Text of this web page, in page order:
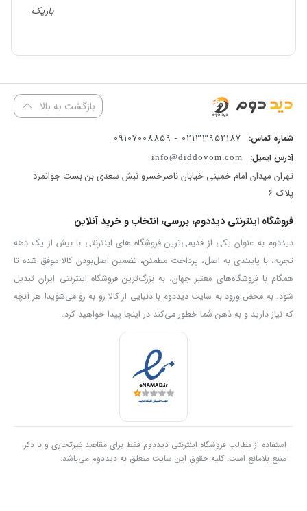
باریک
بازگشت به بالا
شماره تماس: 02133952187 - 09107008859
آدرس ایمیل: info@diddovom.com
تهران میدان امام خمینی خیابان ناصرخسرو نبش سعدی بن بست جوانمرد
پلاک ۶
فروشگاه اینترنتی دیددوم، بررسی، انتخاب و خرید آنلاین
دیددوم به عنوان یکی از قدیمی‌ترین فروشگاه های اینترنتی با بیش از یک دهه
تجربه، با پایبندی به اصل، پرداخت مطمئن، تضمین اصل‌بودن کالا موفق شده تا
همگام با فروشگاه‌های معتبر جهان، به بزرگ‌ترین فروشگاه اینترنتی ایران تبدیل
شود. به محض ورود به سایت دیددوم با دنیایی از کالا رو به رو می‌شوید! هر آنچه
که نیاز دارید و به ذهن شما خطور می‌کند در اینجا پیدا خواهید کرد.
استفاده از مطالب فروشگاه اینترنتی دیددوم فقط برای مقاصد غیرتجاری و با ذکر
منبع بلامانع است. کلیه حقوق این سایت متعلق به دیددوم می‌باشد.